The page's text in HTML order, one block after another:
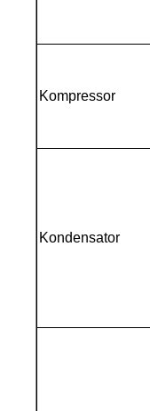
Kompressor
Kondensator